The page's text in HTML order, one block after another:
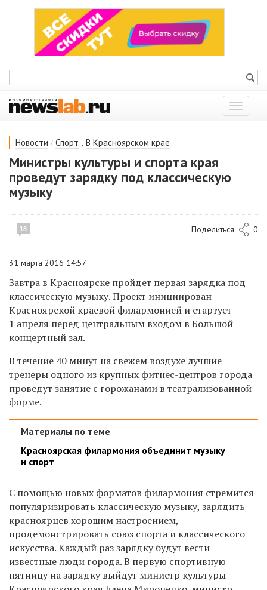
Показать
меню
Новости / Спорт , В Красноярском крае
Министры культуры и спорта края
проведут зарядку под классическую
музыку
18 Поделиться 0
31 марта 2016 14:57
Завтра в Красноярске пройдет первая зарядка под
классическую музыку. Проект инициирован
Красноярской краевой филармонией и стартует
1 апреля перед центральным входом в Большой
концертный зал.
В течение 40 минут на свежем воздухе лучшие
тренеры одного из крупных фитнес-центров города
проведут занятие с горожанами в театрализованной
форме.
Материалы по теме
Красноярская филармония объединит музыку
и спорт
С помощью новых форматов филармония стремится
популяризировать классическую музыку, зарядить
красноярцев хорошим настроением,
продемонстрировать союз спорта и классического
искусства. Каждый раз зарядку будут вести
известные люди города. В первую спортивную
пятницу на зарядку выйдут министр культуры